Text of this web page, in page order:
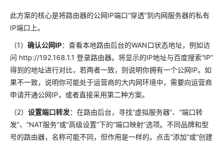
此方案的核心是将路由器的公网IP端口“穿透”到内网服务器的私有
IP端口上。
（1） 确认公网IP：查看本地路由后台的WAN口状态地址，例如访
问 http://192.168.1.1 登录路由器。将显示的IP地址与百度搜索“IP”
得到的地址进行对比，若两者一致，则说明你拥有一个公网IP。如
果不一致，说明你可能处于运营商的大内网环境中，需要向运营商
申请开通公网IP，或者直接采用第二种方案。
（2） 设置端口转发：在路由后台，寻找“虚拟服务器”、“端口转
发”、“NAT服务”或“高级设置”下的“端口映射”选项。不同品牌和型
号的路由器，名称可能不同，但作用是一样的。点击“添加”或“创建